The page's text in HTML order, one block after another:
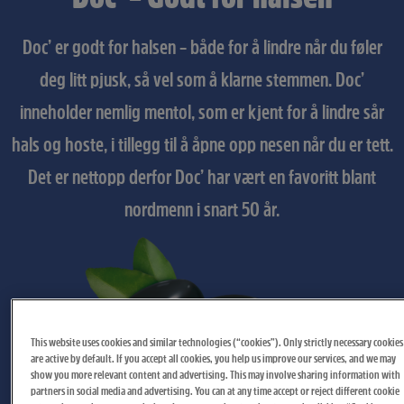
Doc’ er godt for halsen – både for å lindre når du føler
deg litt pjusk, så vel som å klarne stemmen. Doc’
inneholder nemlig mentol, som er kjent for å lindre sår
hals og hoste, i tillegg til å åpne opp nesen når du er tett.
Det er nettopp derfor Doc’ har vært en favoritt blant
nordmenn i snart 50 år.
This website uses cookies and similar technologies (“cookies”). Only strictly necessary cookies
are active by default. If you accept all cookies, you help us improve our services, and we may
show you more relevant content and advertising. This may involve sharing information with
partners in social media and advertising. You can at any time accept or reject different cookie